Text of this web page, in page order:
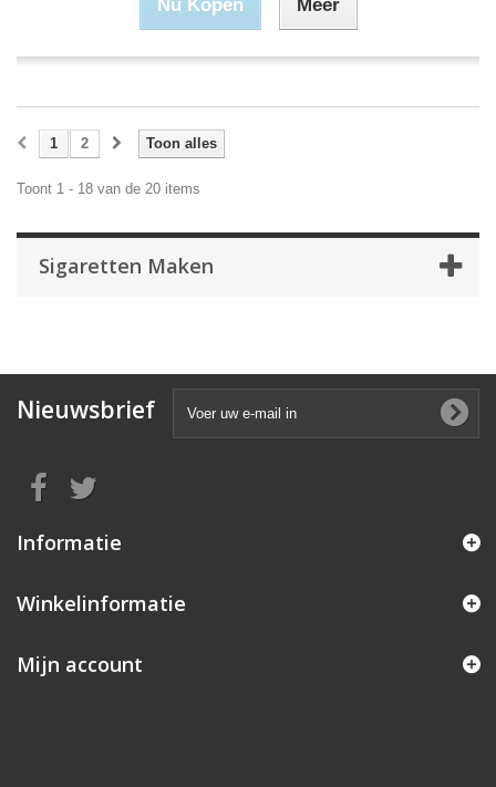
Nu Kopen Meer
Toon alles
1 2
Toont 1 - 18 van de 20 items
Sigaretten Maken
Nieuwsbrief
Informatie
Winkelinformatie
Mijn account